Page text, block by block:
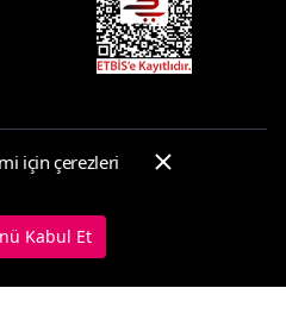
-
Çerez Politikası
için çerezleri
Kabul Et